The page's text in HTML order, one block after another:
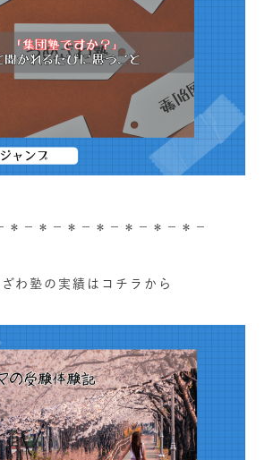
＊－＊－＊－＊－＊－＊－＊－
ざわ塾の実績はコチラから